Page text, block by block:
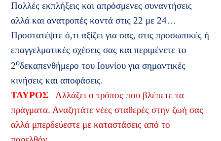
Πολλές εκπλήξεις και απρόσμενες συναντήσεις
αλλά και ανατροπές κοντά στις 22 με 24…
Προστατέψτε ό,τι αξίζει για σας, στις προσωπικές ή
επαγγελματικές σχέσεις σας και περιμένετε το
2οδεκαπενθήμερο του Ιουνίου για σημαντικές
κινήσεις και αποφάσεις.
ΤΑΥΡΟΣ
Αλλάζει ο τρόπος που βλέπετε τα
πράγματα. Αναζητάτε νέες σταθερές στην ζωή σας
αλλά μπερδεύεστε με καταστάσεις από το